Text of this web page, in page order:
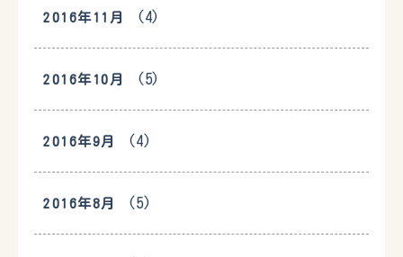
2016年11月 (4)
2016年10月 (5)
2016年9月 (4)
2016年8月 (5)